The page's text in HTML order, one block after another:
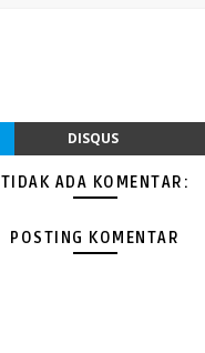
DISQUS
TIDAK ADA KOMENTAR:
POSTING KOMENTAR